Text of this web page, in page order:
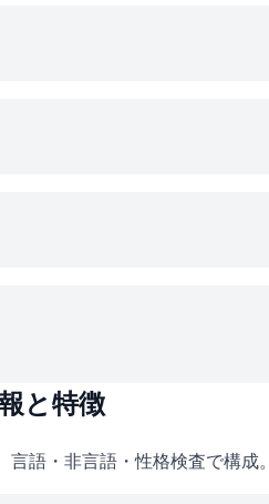
と特徴
語・非言語・性格検査で構成。